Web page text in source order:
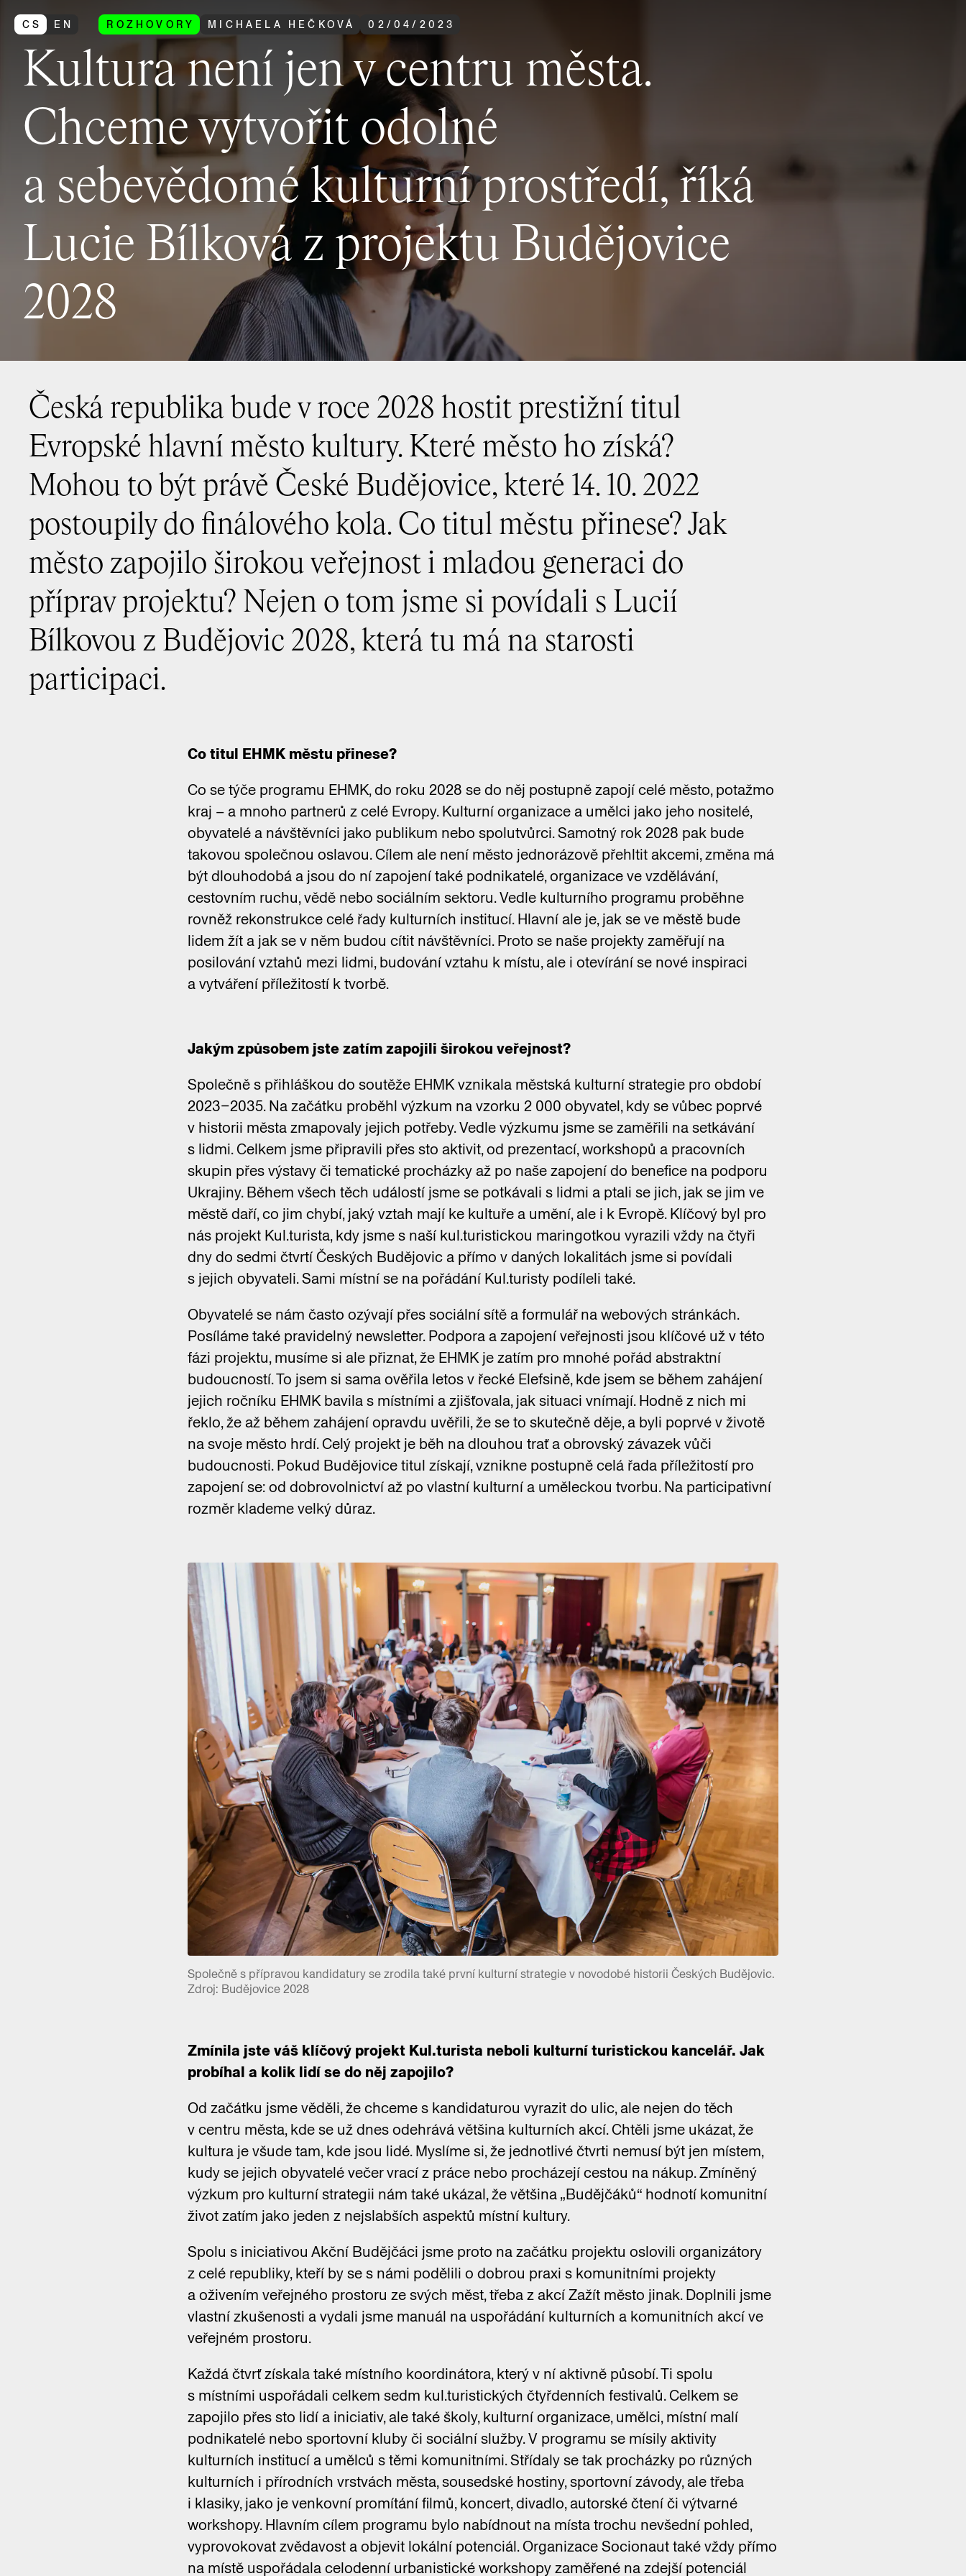
CS EN ROZHOVORY MICHAELA HEČKOVÁ 02 /04/ 2023
Kultura není jen v centru města.
Chceme vytvořit odolné
a sebevědomé kulturní prostředí, říká
Lucie Bílková z projektu Budějovice
2028
Česká republika bude v roce 2028 hostit prestižní titul
Evropské hlavní město kultury. Které město ho získá?
Mohou to být právě České Budějovice, které 14. 10. 2022
postoupily do finálového kola. Co titul městu přinese? Jak
město zapojilo širokou veřejnost i mladou generaci do
příprav projektu? Nejen o tom jsme si povídali s Lucií
Bílkovou z Budějovic 2028, která tu má na starosti
participaci.
Co titul EHMK městu přinese?
Co se týče programu EHMK, do roku 2028 se do něj postupně zapojí celé město, potažmo
kraj – a mnoho partnerů z celé Evropy. Kulturní organizace a umělci jako jeho nositelé,
obyvatelé a návštěvníci jako publikum nebo spolutvůrci. Samotný rok 2028 pak bude
takovou společnou oslavou. Cílem ale není město jednorázově přehltit akcemi, změna má
být dlouhodobá a jsou do ní zapojení také podnikatelé, organizace ve vzdělávání,
cestovním ruchu, vědě nebo sociálním sektoru. Vedle kulturního programu proběhne
rovněž rekonstrukce celé řady kulturních institucí. Hlavní ale je, jak se ve městě bude
lidem žít a jak se v něm budou cítit návštěvníci. Proto se naše projekty zaměřují na
posilování vztahů mezi lidmi, budování vztahu k místu, ale i otevírání se nové inspiraci
a vytváření příležitostí k tvorbě.
Jakým způsobem jste zatím zapojili širokou veřejnost?
Společně s přihláškou do soutěže EHMK vznikala městská kulturní strategie pro období
2023–2035. Na začátku proběhl výzkum na vzorku 2 000 obyvatel, kdy se vůbec poprvé
v historii města zmapovaly jejich potřeby. Vedle výzkumu jsme se zaměřili na setkávání
s lidmi. Celkem jsme připravili přes sto aktivit, od prezentací, workshopů a pracovních
skupin přes výstavy či tematické procházky až po naše zapojení do benefice na podporu
Ukrajiny. Během všech těch událostí jsme se potkávali s lidmi a ptali se jich, jak se jim ve
městě daří, co jim chybí, jaký vztah mají ke kultuře a umění, ale i k Evropě. Klíčový byl pro
nás projekt Kul.turista, kdy jsme s naší kul.turistickou maringotkou vyrazili vždy na čtyři
dny do sedmi čtvrtí Českých Budějovic a přímo v daných lokalitách jsme si povídali
s jejich obyvateli. Sami místní se na pořádání Kul.turisty podíleli také.
Obyvatelé se nám často ozývají přes sociální sítě a formulář na webových stránkách.
Posíláme také pravidelný newsletter. Podpora a zapojení veřejnosti jsou klíčové už v této
fázi projektu, musíme si ale přiznat, že EHMK je zatím pro mnohé pořád abstraktní
budoucností. To jsem si sama ověřila letos v řecké Elefsině, kde jsem se během zahájení
jejich ročníku EHMK bavila s místními a zjišťovala, jak situaci vnímají. Hodně z nich mi
řeklo, že až během zahájení opravdu uvěřili, že se to skutečně děje, a byli poprvé v životě
na svoje město hrdí. Celý projekt je běh na dlouhou trať a obrovský závazek vůči
budoucnosti. Pokud Budějovice titul získají, vznikne postupně celá řada příležitostí pro
zapojení se: od dobrovolnictví až po vlastní kulturní a uměleckou tvorbu. Na participativní
rozměr klademe velký důraz.
Společně s přípravou kandidatury se zrodila také první kulturní strategie v novodobé historii Českých Budějovic.
Zdroj: Budějovice 2028
Zmínila jste váš klíčový projekt Kul.turista neboli kulturní turistickou kancelář. Jak
probíhal a kolik lidí se do něj zapojilo?
Od začátku jsme věděli, že chceme s kandidaturou vyrazit do ulic, ale nejen do těch
v centru města, kde se už dnes odehrává většina kulturních akcí. Chtěli jsme ukázat, že
kultura je všude tam, kde jsou lidé. Myslíme si, že jednotlivé čtvrti nemusí být jen místem,
kudy se jejich obyvatelé večer vrací z práce nebo procházejí cestou na nákup. Zmíněný
výzkum pro kulturní strategii nám také ukázal, že většina „Budějčáků“ hodnotí komunitní
život zatím jako jeden z nejslabších aspektů místní kultury.
Spolu s iniciativou Akční Budějčáci jsme proto na začátku projektu oslovili organizátory
z celé republiky, kteří by se s námi podělili o dobrou praxi s komunitními projekty
a oživením veřejného prostoru ze svých měst, třeba z akcí Zažít město jinak. Doplnili jsme
vlastní zkušenosti a vydali jsme manuál na uspořádání kulturních a komunitních akcí ve
veřejném prostoru.
Každá čtvrť získala také místního koordinátora, který v ní aktivně působí. Ti spolu
s místními uspořádali celkem sedm kul.turistických čtyřdenních festivalů. Celkem se
zapojilo přes sto lidí a iniciativ, ale také školy, kulturní organizace, umělci, místní malí
podnikatelé nebo sportovní kluby či sociální služby. V programu se mísily aktivity
kulturních institucí a umělců s těmi komunitními. Střídaly se tak procházky po různých
kulturních i přírodních vrstvách města, sousedské hostiny, sportovní závody, ale třeba
i klasiky, jako je venkovní promítání filmů, koncert, divadlo, autorské čtení či výtvarné
workshopy. Hlavním cílem programu bylo nabídnout na místa trochu nevšední pohled,
vyprovokovat zvědavost a objevit lokální potenciál. Organizace Socionaut také vždy přímo
na místě uspořádala celodenní urbanistické workshopy zaměřené na zdejší potenciál